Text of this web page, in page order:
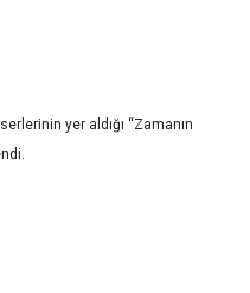
yer aldığı “Zamanın